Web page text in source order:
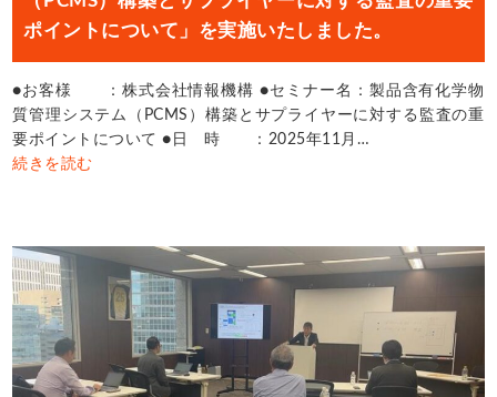
ポイントについて」を実施いたしました。
●お客様 ：株式会社情報機構 ●セミナー名：製品含有化学物
質管理システム（PCMS）構築とサプライヤーに対する監査の重
要ポイントについて ●日 時 ：2025年11月…
続きを読む